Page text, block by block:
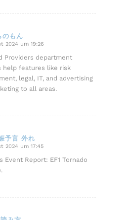
のもん
2024 um 19:26
Providers department
help features like risk
legal, IT, and advertising
to all areas.
予言 外れ
2024 um 17:45
Event Report: EF1 Tornado